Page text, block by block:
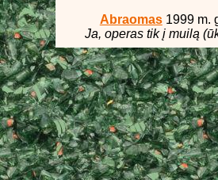
Abraomas1999 m.
Ja, operas tik į muilą